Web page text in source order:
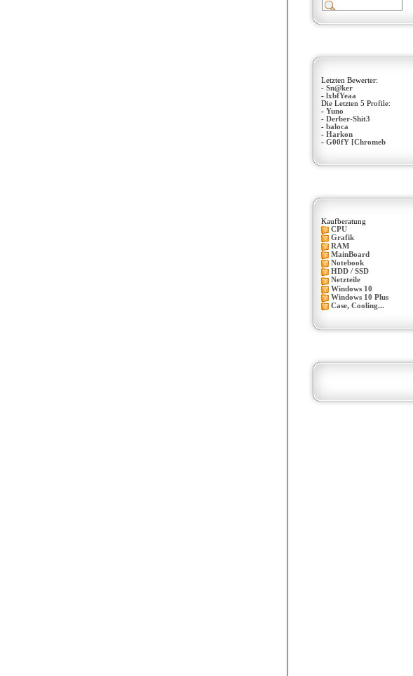
Letzten Bewerter:
- Sn@ker
- lxbfYeaa
Die Letzten 5 Profile:
- Yuno
- Derber-Shit3
- baloca
- Harkon
- G00fY [Chromeb
Kaufberatung
CPU
Grafik
RAM
MainBoard
Notebook
HDD / SSD
Netzteile
Windows 10
Windows 10 Plus
Case, Cooling...